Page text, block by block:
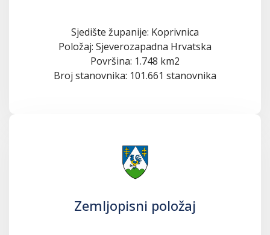
Sjedište županije: Koprivnica
Položaj: Sjeverozapadna Hrvatska
Površina: 1.748 km2
Broj stanovnika: 101.661 stanovnika
Zemljopisni položaj